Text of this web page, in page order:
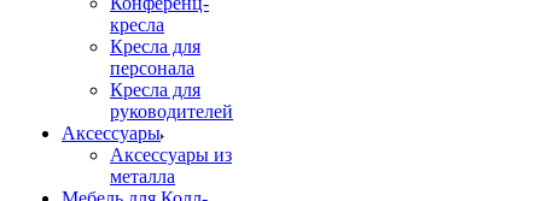
кресла
Кресла для
персонала
Кресла для
руководителей
Аксессуары
Аксессуары из
металла